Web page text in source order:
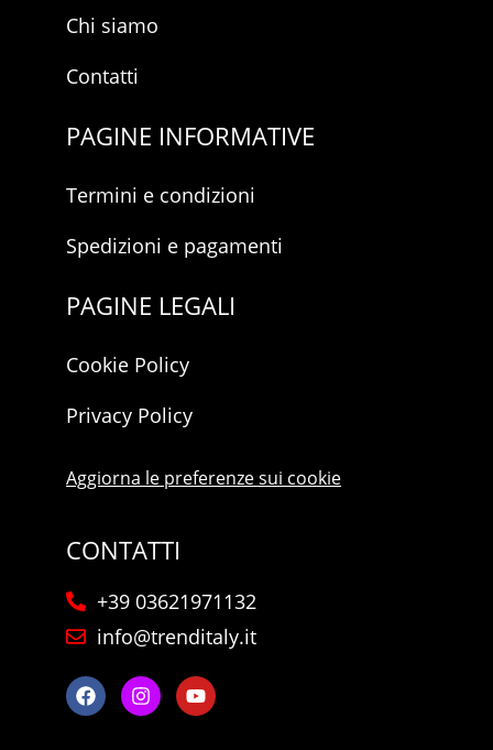
Chi siamo
Contatti
PAGINE INFORMATIVE
Termini e condizioni
Spedizioni e pagamenti
PAGINE LEGALI
Cookie Policy
Privacy Policy
Aggiorna le preferenze sui cookie
CONTATTI
+39 03621971132
info@trenditaly.it